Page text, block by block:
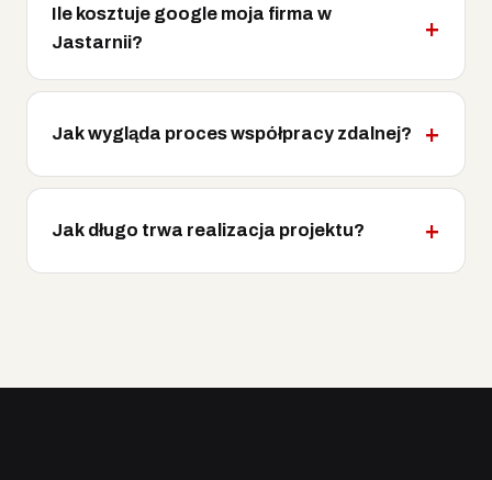
Ile kosztuje google moja firma w
Jastarnii?
Jak wygląda proces współpracy zdalnej?
Jak długo trwa realizacja projektu?